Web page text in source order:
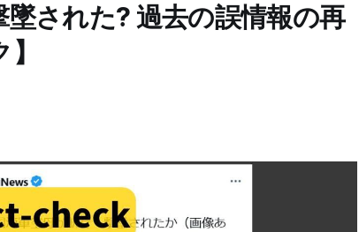
された? 過去の誤情報の再